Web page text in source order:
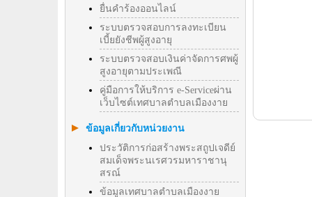
ยื่นคำร้องออนไลน์
ระบบตรวจสอบการลงทะเบียน
เบี้ยยังชีพผู้สูงอายุ
ระบบตรวจสอบเงินค่าจัดการศพผู้
สูงอายุตามประเพณี
คู่มือการให้บริการ e-Serviceผ่าน
เว็บไซต์เทศบาลตำบลเมืองงาย
ข้อมูลเกี่ยวกับหน่วยงาน
ประวัติการก่อสร้างพระสถูปเจดีย์
สมเด็จพระนเรศวรมหาราชานุ
สรณ์
ข้อมูลเทศบาลตำบลเมืองงาย